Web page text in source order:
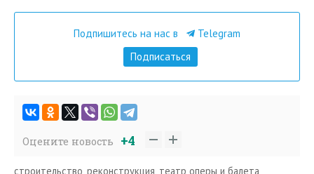
Подпишитесь на нас в
Telegram
Подписаться
Оцените новость +4
строительство реконструкция театр оперы и балета